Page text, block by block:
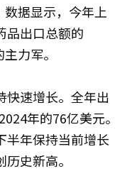
据显示，今年上
品出口总额的
力军。
快速增长。全年出
年的76亿美元。
半年保持当前增长
史新高。